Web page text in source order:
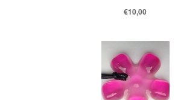
€10,00